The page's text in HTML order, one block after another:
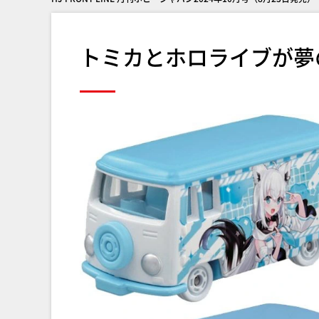
トミカとホロライブが